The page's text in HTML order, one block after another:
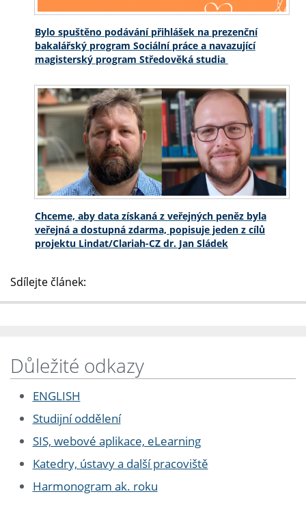
Bylo spuštěno podávání přihlášek na prezenční
bakalářský program Sociální práce a navazující
magisterský program Středověká studia
Chceme, aby data získaná z veřejných peněz byla
veřejná a dostupná zdarma, popisuje jeden z cílů
projektu Lindat/Clariah-CZ dr. Jan Sládek
Sdílejte článek:
Důležité odkazy
ENGLISH
Studijní oddělení
SIS, webové aplikace, eLearning
Katedry, ústavy a další pracoviště
Harmonogram ak. roku